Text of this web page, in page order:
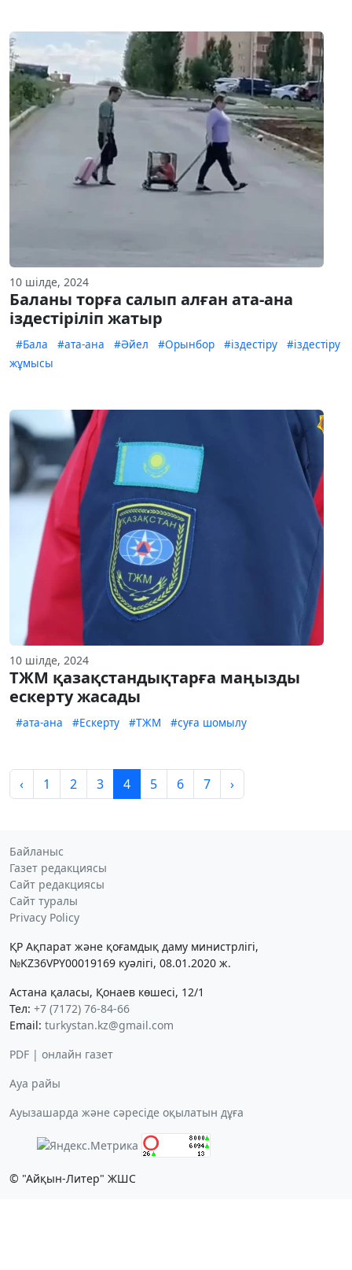
10 шілде, 2024
Баланы торға салып алған ата-ана
іздестіріліп жатыр
#Бала #ата-ана #Әйел #Орынбор #іздестіру
#іздестіру
жұмысы
10 шілде, 2024
ТЖМ қазақстандықтарға маңызды
ескерту жасады
#ата-ана #Ескерту #ТЖМ #суға шомылу
‹ 1 2 3 4 5 6 7 ›
Байланыс
Газет редакциясы
Сайт редакциясы
Сайт туралы
Privacy Policy
ҚР Ақпарат және қоғамдық даму министрлігі,
№KZ36VPY00019169 куәлігі, 08.01.2020 ж.
Астана қаласы, Қонаев көшесі, 12/1
Тел: +7 (7172) 76-84-66
Email: turkystan.kz@gmail.com
PDF | онлайн газет
Ауа райы
Ауызашарда және сәресіде оқылатын дұға
© "Айқын-Литер" ЖШС